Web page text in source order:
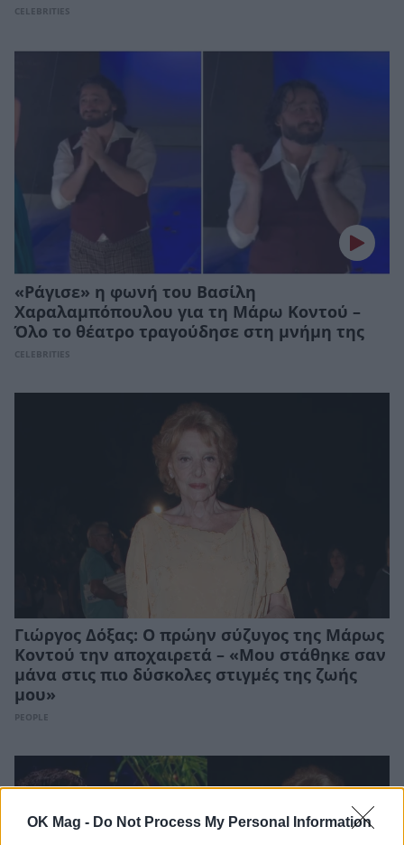
OK Mag - Do Not Process My Personal Information
CELEBRITIES
«Ράγισε» η φωνή του Βασίλη
Χαραλαμπόπουλου για τη Μάρω Κοντού –
Όλο το θέατρο τραγούδησε στη μνήμη της
CELEBRITIES
Γιώργος Δόξας: Ο πρώην σύζυγος της Μάρως
Κοντού την αποχαιρετά – «Μου στάθηκε σαν
μάνα στις πιο δύσκολες στιγμές της ζωής
μου»
PEOPLE